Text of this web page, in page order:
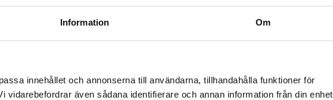
Information Om
innehållet och annonserna till användarna, tillhandahålla funktioner för
vidarebefordrar även sådana identifierare och annan information från din enhet